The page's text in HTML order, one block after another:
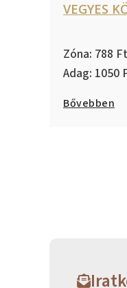
VEGYES
788
1050
Bővebben